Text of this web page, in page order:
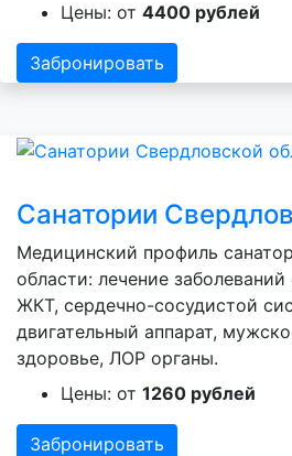
Цены: от 4400 рублей
Забронировать
Санатории
Медицинский профиль
области: лечение
ЖКТ, сердечно-сосудистой
двигательный аппарат,
здоровье, ЛОР органы.
Цены: от 1260 рублей
Забронировать